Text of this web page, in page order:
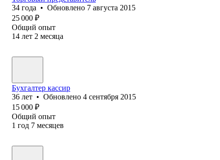
34 года • Обновлено 7 августа 2015
25 000 ₽
Общий опыт
14 лет 2 месяца
Бухгалтер кассир
36 лет • Обновлено 4 сентября 2015
15 000 ₽
Общий опыт
1 год 7 месяцев